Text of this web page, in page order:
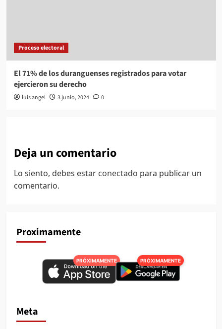
Proceso electoral
El 71% de los duranguenses registrados para votar
ejercieron su derecho
luis angel 3 junio, 2024 0
Deja un comentario
Lo siento, debes estar conectado para publicar un
comentario.
Proximamente
PRÓXIMAMENTE PRÓXIMAMENTE
Meta